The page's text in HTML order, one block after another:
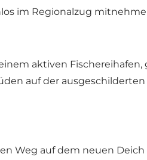
im Regionalzug
aktiven
auf der
Weg auf dem neuen